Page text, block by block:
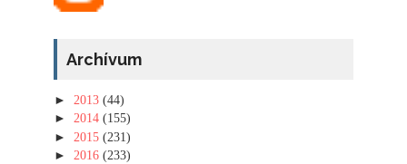
Archívum
► 2013 (44)
► 2014 (155)
► 2015 (231)
► 2016 (233)